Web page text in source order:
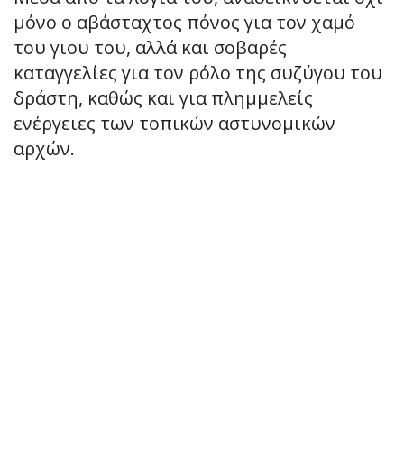
μόνο ο αβάσταχτος πόνος για τον χαμό
του γιου του, αλλά και σοβαρές
καταγγελίες για τον ρόλο της συζύγου του
δράστη, καθώς και για πλημμελείς
ενέργειες των τοπικών αστυνομικών
αρχών.